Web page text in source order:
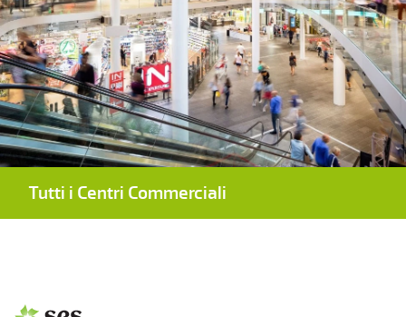
Tutti i Centri Commerciali